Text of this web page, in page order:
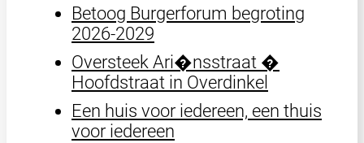
Betoog Burgerforum begroting
2026-2029
Oversteek Ari�nsstraat �
Hoofdstraat in Overdinkel
Een huis voor iedereen, een thuis
voor iedereen